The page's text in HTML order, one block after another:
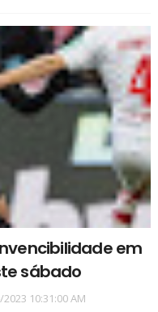
em
sábado
10:31:00 AM